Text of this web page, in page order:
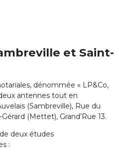
et Saint-
dénommée « LP&Co,
antennes tout en
(Sambreville), Rue du
(Mettet), Grand’Rue 13.
deux études
: